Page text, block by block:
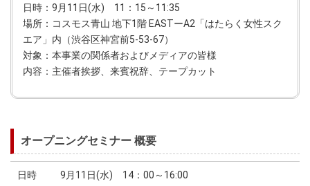
日時：9月11日(水) 11：15～11:35
場所：コスモス青山 地下1階 EASTーA2「はたらく女性スク
エア」内（渋谷区神宮前5-53-67）
対象：本事業の関係者およびメディアの皆様
内容：主催者挨拶、来賓祝辞、テープカット
オープニングセミナー 概要
日時 9月11日(水) 14：00～16:00